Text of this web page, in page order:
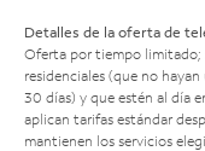
Detalles de la oferta de
Oferta por tiempo limitado;
residenciales (que no
30 días) y que estén al día
aplican tarifas estándar
mantienen los servicios